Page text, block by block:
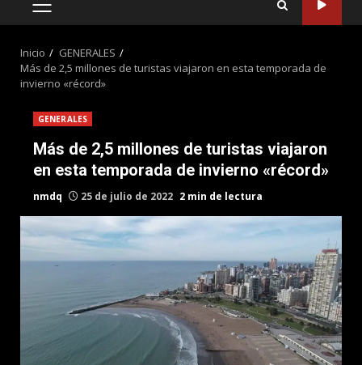
MENÚ
Inicio
GENERALES
Más de 2,5 millones de turistas viajaron en esta temporada de
invierno «récord»
GENERALES
Más de 2,5 millones de turistas viajaron
en esta temporada de invierno «récord»
nmdq 25 de julio de 2022 2 min de lectura